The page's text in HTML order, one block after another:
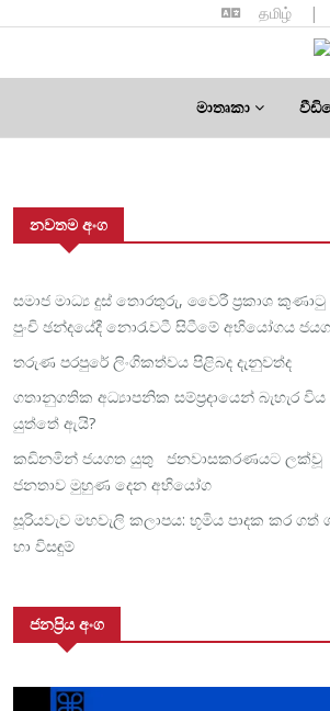
தமிழ் |
මාතෘකා
නවතම අංග
සමාජ මාධ්‍ය දුස් තොරතුරු, වෛරී ප්‍රකාශ කුණාටු
පුංචි ඡන්දයේදී නොරැවටී සිටීමේ අභියෝගය
තරුණ පරපුරේ ලිංගිකත්වය පිළිබද දැනුවත්ද
ගතානුගතික අධ්‍යාපනික සම්ප්‍රදායෙන් බැහැර විය
යුත්තේ ඇයි?
කඩිනමින් ජයගත යුතු ජනවාසකරණයට ලක්වූ
ජනතාව මුහුණ දෙන අභියෝග
සූරියවැව මහවැලි කලාපය: භූමිය පාදක කර ගත්
හා විසඳුම්
ජනප්‍රිය අංග